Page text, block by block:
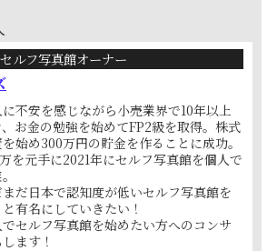
セルフ写真館オーナー
不安を感じながら小売業界で10年以上
お金の勉強を始めてFP2級を取得。株式
始め300万円の貯金を作ることに成功。
を元手に2021年にセルフ写真館を個人で
まだ日本で認知度が低いセルフ写真館を
と有名にしていきたい！
セルフ写真館を始めたい方へのコンサ
ます！